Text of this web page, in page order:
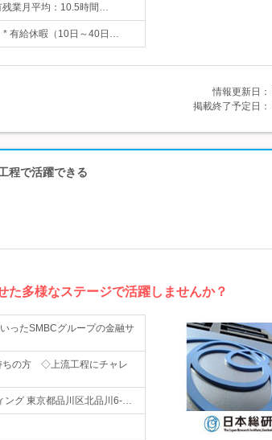
残業月平均：10.5時間…
有給休暇（10日～40日…
情報更新日：
掲載終了予定日：
程で活躍できる
多様なステージで活躍しませんか？
ったSMBCグループの金融サ
ちの方 ◇上流工程にチャレ
ング 東京都品川区北品川6-…